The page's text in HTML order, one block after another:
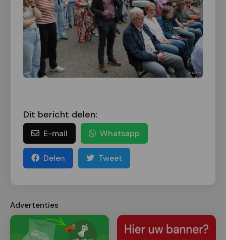
Dit bericht delen:
E-mail Whatsapp
Delen Tweet
Advertenties